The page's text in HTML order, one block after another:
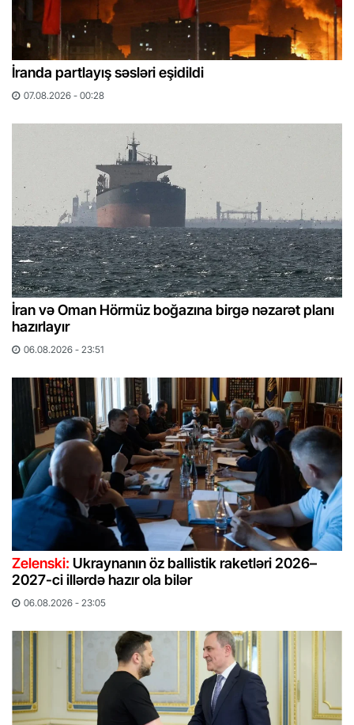
İranda partlayış səsləri eşidildi
07.08.2026 - 00:28
İran və Oman Hörmüz boğazına birgə nəzarət planı
hazırlayır
06.08.2026 - 23:51
Zelenski: Ukraynanın öz ballistik raketləri 2026–
2027-ci illərdə hazır ola bilər
06.08.2026 - 23:05